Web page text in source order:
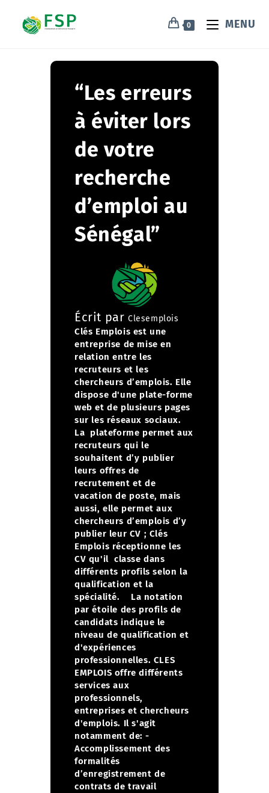
0 MENU
“Les erreurs
à éviter lors
de votre
recherche
d’emploi au
Sénégal”
Écrit par Clesemplois
Clés Emplois est une
entreprise de mise en
relation entre les
recruteurs et les
chercheurs d’emplois. Elle
dispose d'une plate-forme
web et de plusieurs pages
sur les réseaux sociaux.
La plateforme permet aux
recruteurs qui le
souhaitent d’y publier
leurs offres de
recrutement et de
vacation de poste, mais
aussi, elle permet aux
chercheurs d’emplois d’y
publier leur CV ; Clés
Emplois réceptionne les
CV qu'il classe dans
différents profils selon la
qualification et la
spécialité.
La notation
par étoile des profils de
candidats indique le
niveau de qualification et
d'expériences
professionnelles. CLES
EMPLOIS offre différents
services aux
professionnels,
entreprises et chercheurs
d'emplois. Il s'agit
notamment de: -
Accomplissement des
formalités
d’enregistrement de
contrats de travail